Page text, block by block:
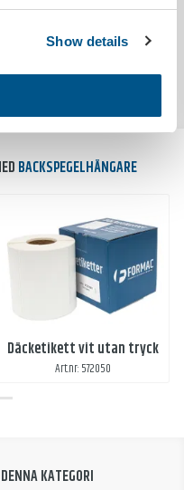
Show details
BACKSPEGELHÄNGARE
Däcketikett vit utan tryck
Art.nr: 572050
KATEGORI